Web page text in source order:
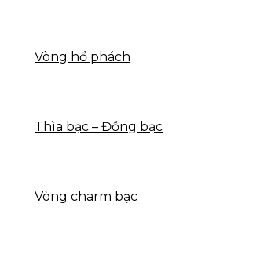
Vòng hổ phách
Thìa bạc – Đồng bạc
Vòng charm bạc